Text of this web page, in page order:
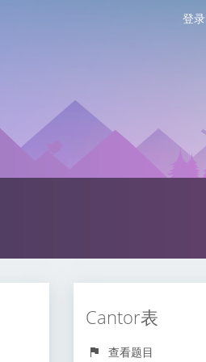
登录
Cantor表
查看题目